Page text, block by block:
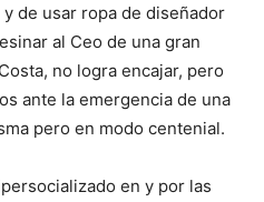
de usar ropa de diseñador
al Ceo de una gran
no logra encajar, pero
ante la emergencia de una
pero en modo centenial.
en y por las